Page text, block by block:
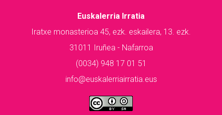
Euskalerria Irratia
Iratxe monasterioa 45, ezk. eskailera, 13. ezk.
31011 Iruñea - Nafarroa
(0034) 948 17 01 51
info@euskalerriairratia.eus